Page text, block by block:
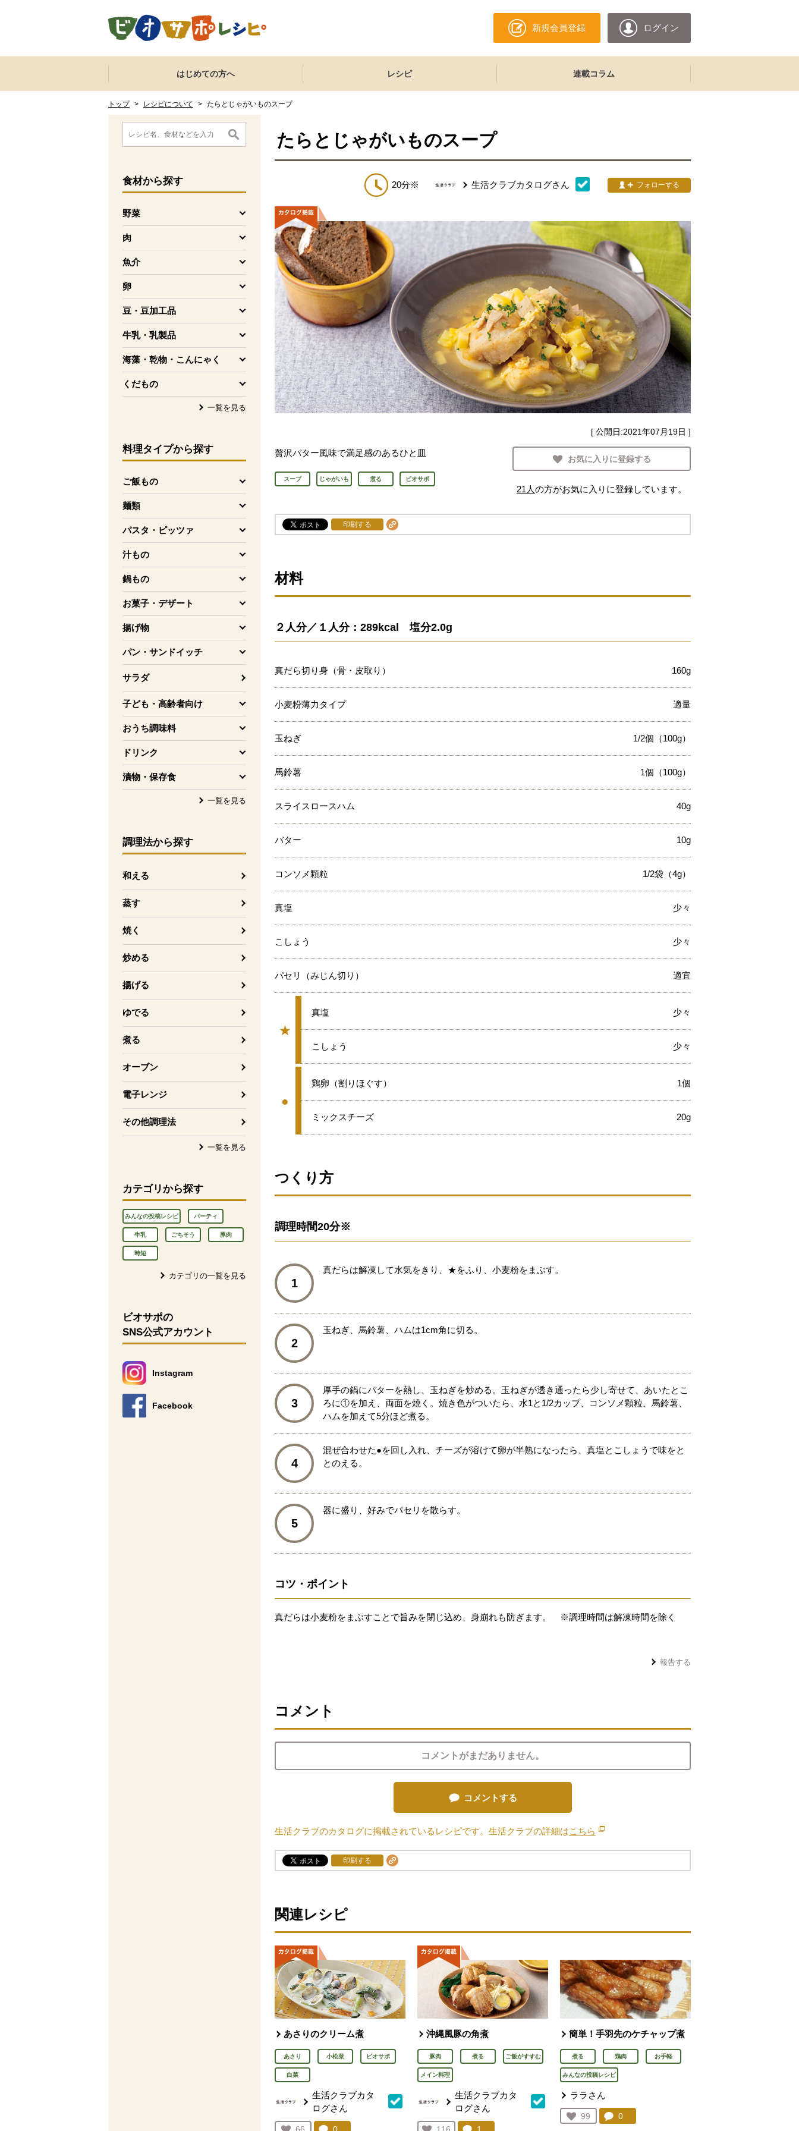
新規会員登録 ログイン
ここからサイト内共通メニューです。
サイト内共通メニューをスキップする
はじめての方へ レシピ 連載コラム
トップ > レシピについて > たらとじゃがいものスープ
ここから消費材検索メニューです。
食材から探す
野菜
を開く
肉
を開く
魚介
を開く
卵
を開く
豆・豆加工品
を開く
牛乳・乳製品
を開く
海藻・乾物・こんにゃく
を開く
くだもの
を開く
一覧を見る
料理タイプから探す
ご飯もの
を開く
麺類
を開く
パスタ・ピッツァ
を開く
汁もの
を開く
鍋もの
を開く
お菓子・デザート
を開く
揚げ物
を開く
パン・サンドイッチ
を開く
サラダ
子ども・高齢者向け
を開く
おうち調味料
を開く
ドリンク
を開く
漬物・保存食
を開く
一覧を見る
調理法から探す
和える
蒸す
焼く
炒める
揚げる
ゆでる
煮る
オーブン
電子レンジ
その他調理法
一覧を見る
カテゴリから探す
みんなの投稿レシピ パーティ
牛乳 ごちそう 豚肉
時短
カテゴリの一覧を見る
消費材検索メニューここまで。
ここから本文です。
ビオサポの
SNS公式アカウント
Instagram
別のウィンドウで開きます。
Facebook
別のウィンドウで開きます。
たらとじゃがいものスープ
20分※ 生活クラブカタログさん フォローする
[ 公開日:2021年07月19日 ]
贅沢バター風味で満足感のあるひと皿
スープ じゃがいも 煮る ビオサポ
お気に入りに登録する
21人の方がお気に入りに登録しています。
印刷する
材料
２人分／１人分：289kcal 塩分2.0g
真だら切り身（骨・皮取り） 160g
小麦粉薄力タイプ 適量
玉ねぎ 1/2個（100g）
馬鈴薯 1個（100g）
スライスロースハム 40g
バター 10g
コンソメ顆粒 1/2袋（4g）
真塩 少々
こしょう 少々
パセリ（みじん切り） 適宜
★
グループ
★
真塩 少々
★
こしょう 少々
●
●
鶏卵（割りほぐす） 1個
●
ミックスチーズ 20g
つくり方
調理時間20分※
1
真だらは解凍して水気をきり、★をふり、小麦粉をまぶす。
2
玉ねぎ、馬鈴薯、ハムは1cm角に切る。
3
厚手の鍋にバターを熱し、玉ねぎを炒める。玉ねぎが透き通ったら少し寄せて、あいたとこ
ろに①を加え、両面を焼く。焼き色がついたら、水1と1/2カップ、コンソメ顆粒、馬鈴薯、
ハムを加えて5分ほど煮る。
4
混ぜ合わせた●を回し入れ、チーズが溶けて卵が半熟になったら、真塩とこしょうで味をと
とのえる。
5
器に盛り、好みでパセリを散らす。
コツ・ポイント
真だらは小麦粉をまぶすことで旨みを閉じ込め、身崩れも防ぎます。 ※調理時間は解凍時間を除く
報告する
コメント
コメントがまだありません。
コメントする
生活クラブのカタログに掲載されているレシピです。生活クラブの詳細はこちら 別のウィンドウで開きます。
印刷する
関連レシピ
あさりのクリーム煮
あさり 小松菜 ビオサポ
白菜
生活クラブカタ
ログさん
お気に入り登録：
66 コメント：
0
沖縄風豚の角煮
豚肉 煮る ご飯がすすむ
メイン料理
生活クラブカタ
ログさん
お気に入り登録：
116 コメント：
1
簡単！手羽先のケチャップ煮
煮る 鶏肉 お手軽
みんなの投稿レシピ
ララさん
お気に入り登録：
99
人が登録
コメント：
0件。コメントを見る。